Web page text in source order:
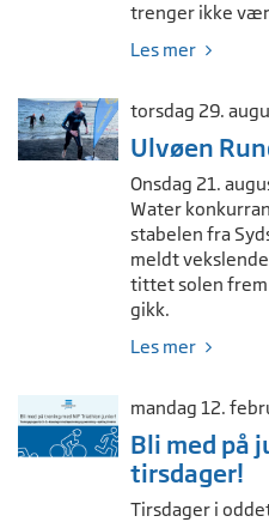
trenger ikke
Les mer
torsdag 29.
Ulvøen
Onsdag 21.
Water
stabelen fra
meldt
tittet solen frem
gikk.
Les mer
mandag 12.
Bli med på
tirsdager!
Tirsdager i